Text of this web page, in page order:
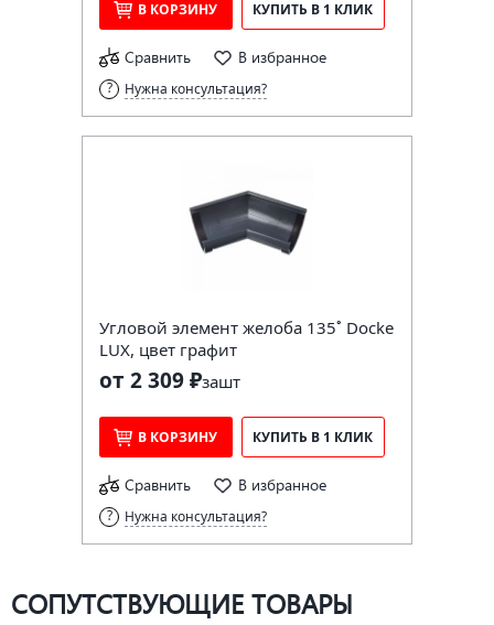
В КОРЗИНУ КУПИТЬ В 1 КЛИК
Сравнить В избранное
Нужна консультация?
Угловой элемент желоба 135˚ Docke
LUX, цвет графит
от 2 309 ₽зашт
В КОРЗИНУ КУПИТЬ В 1 КЛИК
Сравнить В избранное
Нужна консультация?
СОПУТСТВУЮЩИЕ ТОВАРЫ